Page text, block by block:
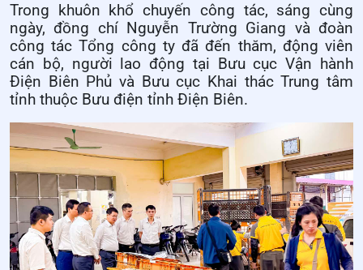
Trong khuôn khổ chuyến công tác, sáng cùng
ngày, đồng chí Nguyễn Trường Giang và đoàn
công tác Tổng công ty đã đến thăm, động viên
cán bộ, người lao động tại Bưu cục Vận hành
Điện Biên Phủ và Bưu cục Khai thác Trung tâm
tỉnh thuộc Bưu điện tỉnh Điện Biên.